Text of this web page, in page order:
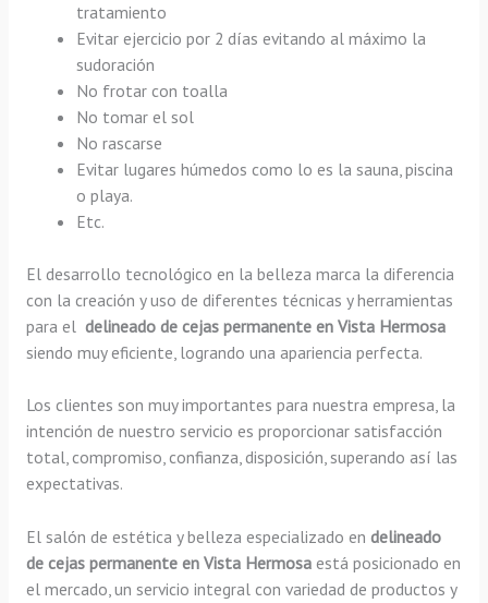
tratamiento
Evitar ejercicio por 2 días evitando al máximo la
sudoración
No frotar con toalla
No tomar el sol
No rascarse
Evitar lugares húmedos como lo es la sauna, piscina
o playa.
Etc.
El desarrollo tecnológico en la belleza marca la diferencia
con la creación y uso de diferentes técnicas y herramientas
para el delineado de cejas permanente en Vista Hermosa
siendo muy eficiente, logrando una apariencia perfecta.
Los clientes son muy importantes para nuestra empresa, la
intención de nuestro servicio es proporcionar satisfacción
total, compromiso, confianza, disposición, superando así las
expectativas.
El salón de estética y belleza especializado en delineado
de cejas permanente en Vista Hermosaestá posicionado en
el mercado, un servicio integral con variedad de productos y